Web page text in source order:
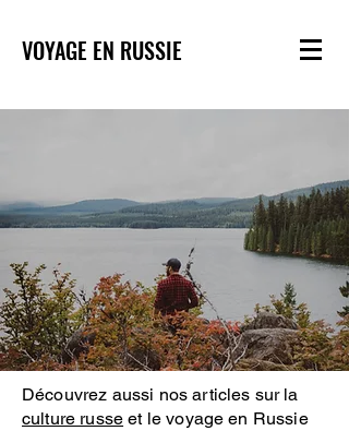
VOYAGE EN RUSSIE
Découvrez aussi nos articles sur la
culture russe et le voyage en Russie